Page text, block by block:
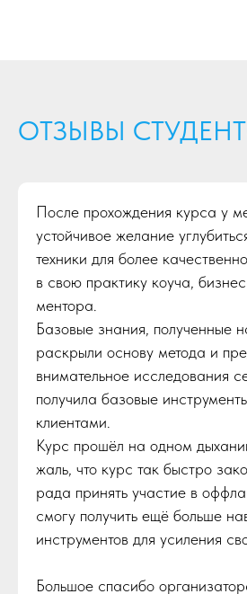
ОТЗЫВЫ
После прохождения курса у
устойчивое желание
техники для более
в свою практику коуча,
ментора.
Базовые знания, полученные
раскрыли основу метода и
внимательное исследования
получила базовые
клиентами.
Курс прошёл на одном
жаль, что курс так быстро
рада принять участие в
смогу получить ещё больше
инструментов для усиления
Большое спасибо